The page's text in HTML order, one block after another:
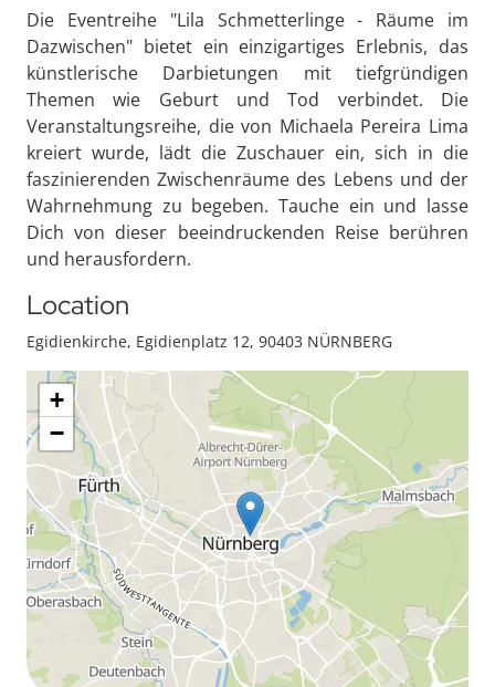
Die Eventreihe "Lila Schmetterlinge - Räume im
Dazwischen" bietet ein einzigartiges Erlebnis, das
künstlerische Darbietungen mit tiefgründigen
Themen wie Geburt und Tod verbindet. Die
Veranstaltungsreihe, die von Michaela Pereira Lima
kreiert wurde, lädt die Zuschauer ein, sich in die
faszinierenden Zwischenräume des Lebens und der
Wahrnehmung zu begeben. Tauche ein und lasse
Dich von dieser beeindruckenden Reise berühren
und herausfordern.
Location
Egidienkirche, Egidienplatz 12, 90403 NÜRNBERG
+
−